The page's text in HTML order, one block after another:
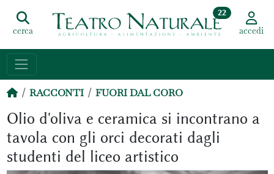
cerca
22
accedi
RACCONTI FUORI DAL CORO
Olio d'oliva e ceramica si incontrano a
tavola con gli orci decorati dagli
studenti del liceo artistico